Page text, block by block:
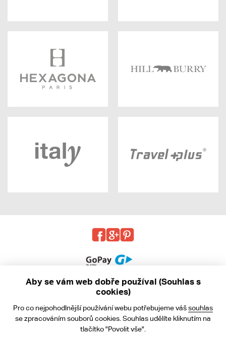
Obchodní podmínky
Ochrana osobních údajů
Aby se vám web dobře používal (Souhlas s
cookies)
Pro co nejpohodlnější používání webu potřebujeme vášsouhlas
se zpracováním souborů cookies. Souhlas udělíte kliknutím na
tlačítko "Povolit vše".